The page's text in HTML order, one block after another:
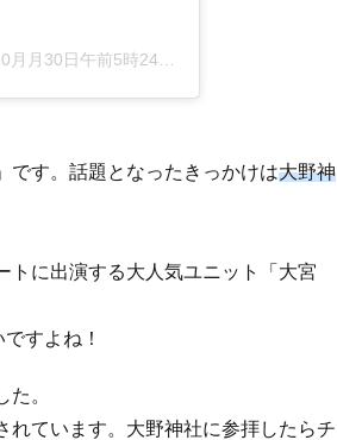
月30日午前5時24分PDT
です。話題となったきっかけは大野神
トに出演する大人気ユニット「大宮
すよね！
。
れています。大野神社に参拝したらチ